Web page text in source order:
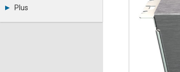
LinkedIn
Plus
Annonceurs